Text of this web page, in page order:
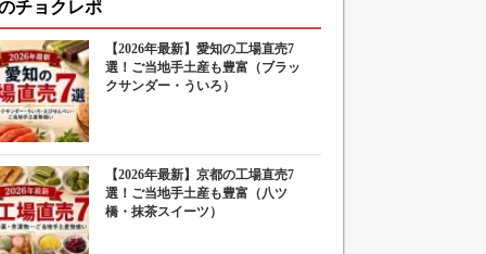
チョクレポ
【2026年最新】愛知の工場直売7
選！ご当地手土産も豊富（ブラッ
クサンダー・ういろ）
【2026年最新】京都の工場直売7
選！ご当地手土産も豊富（八ツ
橋・抹茶スイーツ）